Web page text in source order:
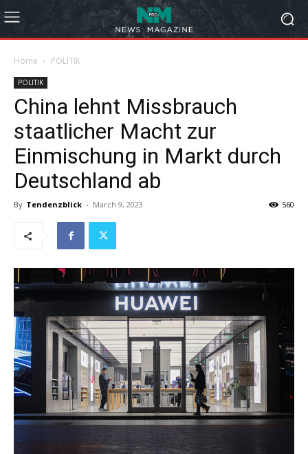
Home POLITIK
POLITIK
China lehnt Missbrauch
staatlicher Macht zur
Einmischung in Markt durch
Deutschland ab
By Tendenzblick - March 9, 2023 560